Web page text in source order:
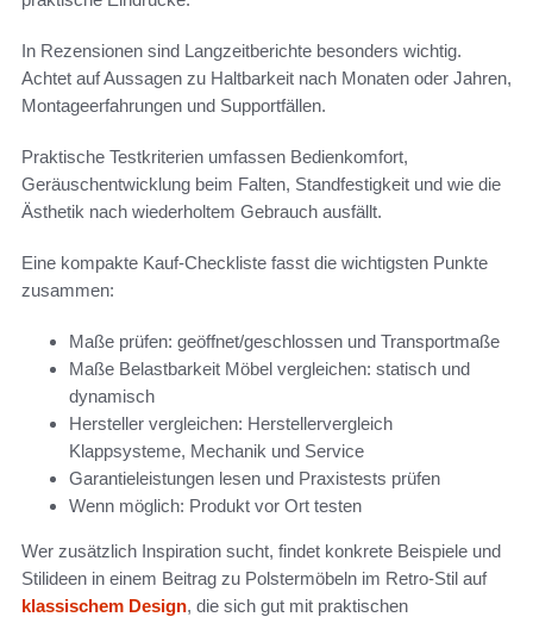
In Rezensionen sind Langzeitberichte besonders wichtig.
Achtet auf Aussagen zu Haltbarkeit nach Monaten oder Jahren,
Montageerfahrungen und Supportfällen.
Praktische Testkriterien umfassen Bedienkomfort,
Geräuschentwicklung beim Falten, Standfestigkeit und wie die
Ästhetik nach wiederholtem Gebrauch ausfällt.
Eine kompakte Kauf-Checkliste fasst die wichtigsten Punkte
zusammen:
Maße prüfen: geöffnet/geschlossen und Transportmaße
Maße Belastbarkeit Möbel vergleichen: statisch und
dynamisch
Hersteller vergleichen: Herstellervergleich
Klappsysteme, Mechanik und Service
Garantieleistungen lesen und Praxistests prüfen
Wenn möglich: Produkt vor Ort testen
Wer zusätzlich Inspiration sucht, findet konkrete Beispiele und
Stilideen in einem Beitrag zu Polstermöbeln im Retro-Stil auf
klassischem Design, die sich gut mit praktischen